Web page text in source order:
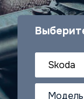
Skoda
Модель